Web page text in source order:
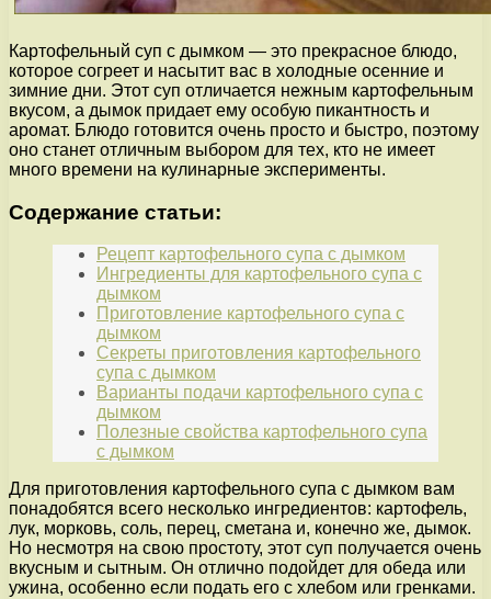
Картофельный суп с дымком — это прекрасное блюдо,
которое согреет и насытит вас в холодные осенние и
зимние дни. Этот суп отличается нежным картофельным
вкусом, а дымок придает ему особую пикантность и
аромат. Блюдо готовится очень просто и быстро, поэтому
оно станет отличным выбором для тех, кто не имеет
много времени на кулинарные эксперименты.
Содержание статьи:
Рецепт картофельного супа с дымком
Ингредиенты для картофельного супа с
дымком
Приготовление картофельного супа с
дымком
Секреты приготовления картофельного
супа с дымком
Варианты подачи картофельного супа с
дымком
Полезные свойства картофельного супа
с дымком
Для приготовления картофельного супа с дымком вам
понадобятся всего несколько ингредиентов: картофель,
лук, морковь, соль, перец, сметана и, конечно же, дымок.
Но несмотря на свою простоту, этот суп получается очень
вкусным и сытным. Он отлично подойдет для обеда или
ужина, особенно если подать его с хлебом или гренками.